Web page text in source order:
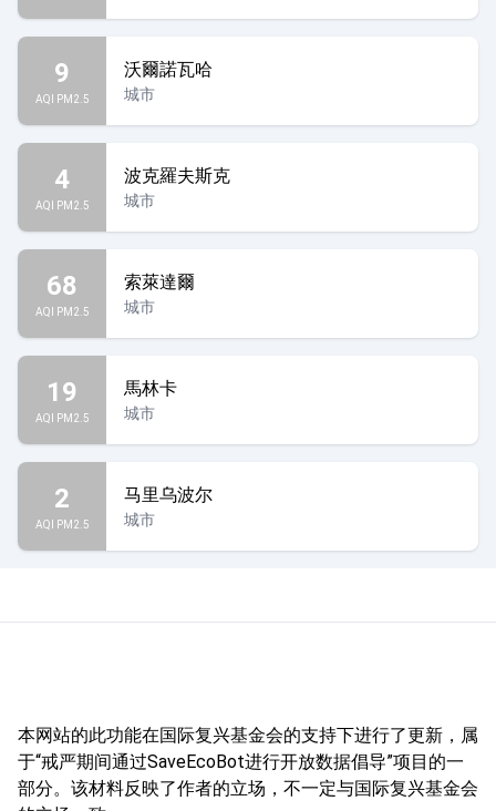
9
AQI PM2.5
沃爾諾瓦哈
城市
4
AQI PM2.5
波克羅夫斯克
城市
68
AQI PM2.5
索萊達爾
城市
19
AQI PM2.5
馬林卡
城市
2
AQI PM2.5
马里乌波尔
城市
本网站的此功能在国际复兴基金会的支持下进行了更新，属
于“戒严期间通过SaveEcoBot进行开放数据倡导”项目的一
部分。该材料反映了作者的立场，不一定与国际复兴基金会